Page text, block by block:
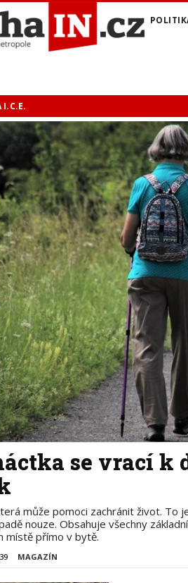
I.C.E.
se vrací
může pomoci zachránit život. To
nouze. Obsahuje všechny
místě přímo v bytě.
MAGAZÍN